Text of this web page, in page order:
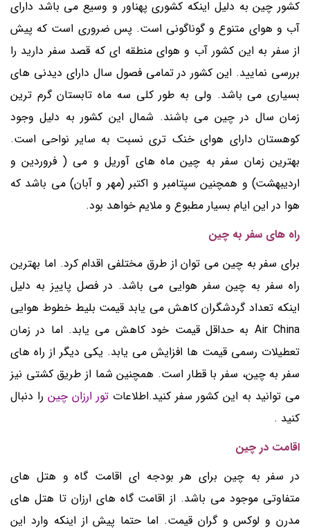
کشور چین به دلیل اینکه کشوری پهناور و وسیع می باشد دارای
آب و هوای متنوع و گوناگونی است. پس ضروری است که پیش
از سفر به این کشور آب و هوای منطقه ای که قصد سفر دارید را
بررسی نمایید. این کشور در تمامی فصول سال دارای دیدنی های
بسیاری می باشد. ولی به طور کلی سه ماه تابستان گرم ترین
زمان سال در چین می باشند. شمال این کشور به دلیل وجود
کوهستان دارای هوای خنک تری نسبت به سایر نواحی است.
بهترین زمان سفر به چین ماه های آوریل و می ( فروردین و
اردیبهشت) و همچنین سپتامبر و اکتبر (مهر و آبان) می باشد که
هوا در این ایام بسیار مطبوع و ملایم خواهد بود.
راه های سفر به چین
برای سفر به چین می توان از طرق مختلفی اقدام کرد. اما بهترین
راه سفر به چین سفر هوایی می باشد. در فصل پاییز به دلیل
اینکه تعداد گردشگران کاهش می یابد قیمت بلیط خطوط هوایی
Air China به حداقل قیمت خود کاهش می یابد. اما در زمان
تعطیلات رسمی قیمت ها افزایش می یابد. یکی دیگر از راه های
سفر به چین، سفر با قطار است. همچنین شما از طریق کشتی نیز
می توانید به این کشور سفر کنید.اطلاعات تور ارزان چین را دنبال
کنید .
اقامت در چین
در سفر به چین برای هر بودجه ای اقامت گاه و هتل های
متفاوتی موجود می باشد. از اقامت گاه های ارزان تا هتل های
مدرن و لوکس و گران قیمت. اما حتما پیش از اینکه وارد این